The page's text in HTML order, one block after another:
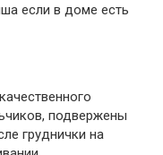
если в доме есть
подвержены
груднички на